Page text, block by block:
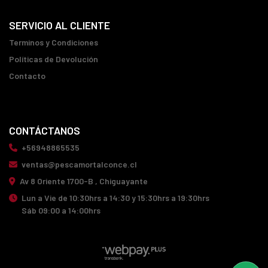
SERVICIO AL CLIENTE
Terminos y Condiciones
Políticas de Devolución
Contacto
CONTÁCTANOS
+56948865535
ventas@pescamortalconce.cl
Av 8 Oriente 1700-B , Chiguayante
Lun a Vie de 10:30hrs a 14:30 y 15:30hrs a 19:30hrs
Sáb 09:00 a 14:00hrs